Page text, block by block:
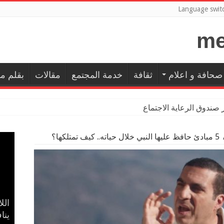
Language
صحافة و اعلام ثقافة خدمة المجتمع مقالات بقلم
الرعاية الاجتماعية للمعلمين بالمهن التعليمية ومعاونيه
5 مبادئ حافظ عليها النبي خلال حياته.. كيف تمتلكها؟